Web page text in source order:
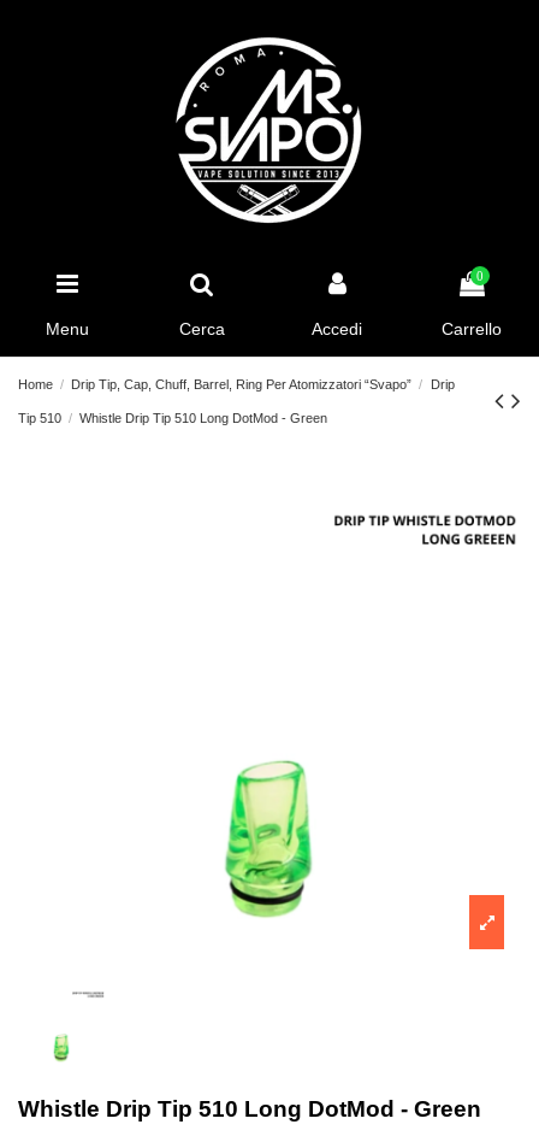
Menu Cerca Accedi
0
Carrello
Home Drip Tip, Cap, Chuff, Barrel, Ring Per Atomizzatori “Svapo” Drip
Tip 510 Whistle Drip Tip 510 Long DotMod - Green
Whistle Drip Tip 510 Long DotMod - Green